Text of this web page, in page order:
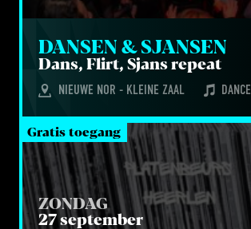
DAN­SEN & SJANSEN
Dans, Flirt, Sjans repeat
NIEUWE NOR - KLEINE ZAAL DANCE
Gratis toegang
ZONDAG
27 september